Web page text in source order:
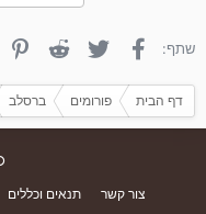
שתף: פייסבוק טוויטר Reddit
דף הבית פורומים ברסלב
צור קשר
תנאים וכללים